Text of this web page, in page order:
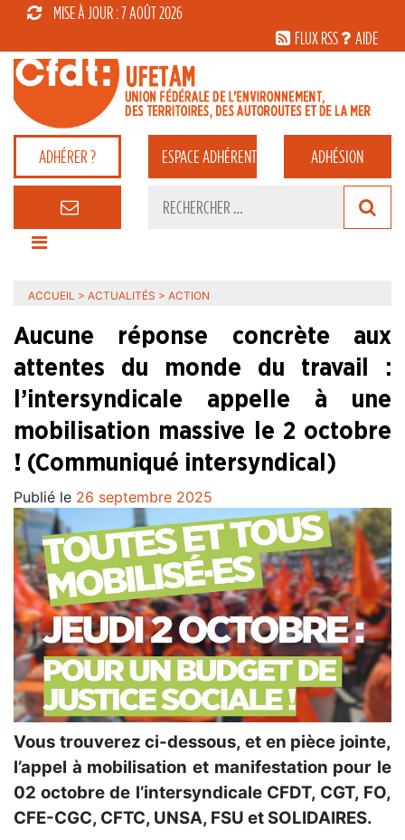
MISE À JOUR : 7 AOÛT 2026
FLUX RSS
AIDE
ADHÉRER ? ESPACEADHÉRENT ADHÉSION
ACCUEIL > ACTUALITÉS > ACTION
Aucune réponse concrète aux
attentes du monde du travail :
l’intersyndicale appelle à une
mobilisation massive le 2 octobre
! (Communiqué intersyndical)
Publié le 26 septembre 2025
Vous trouverez ci-dessous, et en pièce jointe,
l’appel à mobilisation et manifestation pour le
02 octobre de l’intersyndicale CFDT, CGT, FO,
CFE-CGC, CFTC, UNSA, FSU et SOLIDAIRES.